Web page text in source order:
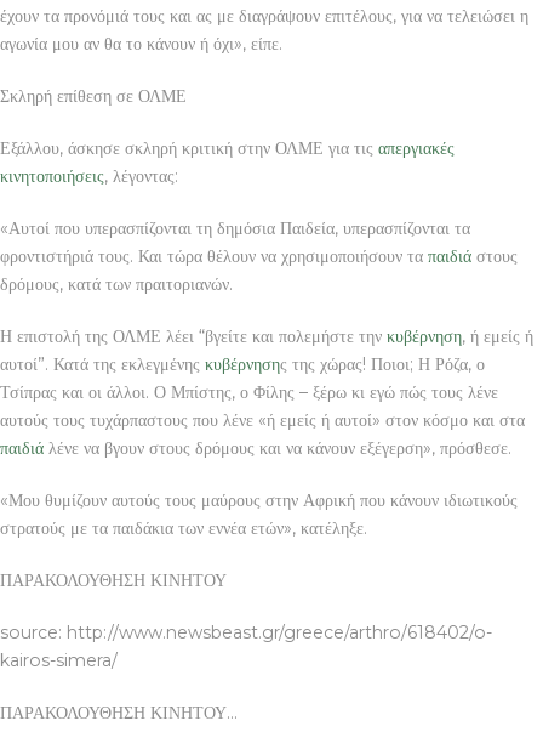
έχουν τα προνόμιά τους και ας με διαγράψουν επιτέλους, για να τελειώσει η
αγωνία μου αν θα το κάνουν ή όχι», είπε.
Σκληρή επίθεση σε ΟΛΜΕ
Εξάλλου, άσκησε σκληρή κριτική στην ΟΛΜΕ για τις απεργιακές
κινητοποιήσεις, λέγοντας:
«Αυτοί που υπερασπίζονται τη δημόσια Παιδεία, υπερασπίζονται τα
φροντιστήριά τους. Και τώρα θέλουν να χρησιμοποιήσουν τα παιδιά στους
δρόμους, κατά των πραιτοριανών.
Η επιστολή της ΟΛΜΕ λέει “βγείτε και πολεμήστε την κυβέρνηση, ή εμείς ή
αυτοί”. Κατά της εκλεγμένης κυβέρνησης της χώρας! Ποιοι; Η Ρόζα, ο
Τσίπρας και οι άλλοι. Ο Μπίστης, ο Φίλης – ξέρω κι εγώ πώς τους λένε
αυτούς τους τυχάρπαστους που λένε «ή εμείς ή αυτοί» στον κόσμο και στα
παιδιά λένε να βγουν στους δρόμους και να κάνουν εξέγερση», πρόσθεσε.
«Μου θυμίζουν αυτούς τους μαύρους στην Αφρική που κάνουν ιδιωτικούς
στρατούς με τα παιδάκια των εννέα ετών», κατέληξε.
ΠΑΡΑΚΟΛΟΥΘΗΣΗ ΚΙΝΗΤΟΥ
source: http://www.newsbeast.gr/greece/arthro/618402/o-
kairos-simera/
ΠΑΡΑΚΟΛΟΥΘΗΣΗ ΚΙΝΗΤΟΥ…